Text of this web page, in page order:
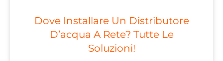
Dove Installare Un Distributore
D’acqua A Rete? Tutte Le
Soluzioni!